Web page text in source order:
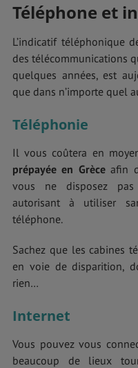
Téléphone et
L’indicatif téléphonique
des télécommunications
quelques années, est
que dans n’importe quel
Téléphonie
Il vous coûtera en
prépayée en Grèceafin
vous ne disposez
autorisant à utiliser
téléphone.
Sachez que les cabines
en voie de disparition,
rien…
Internet
Vous pouvez vous
beaucoup de lieux